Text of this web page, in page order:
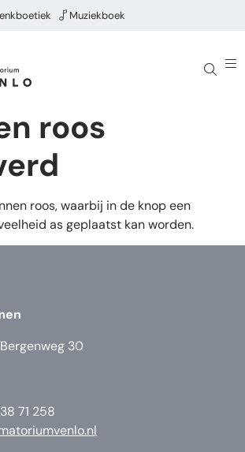
Muziekboek
roos
roos, waarbij in de knop een
as geplaatst kan worden.
30
71 258